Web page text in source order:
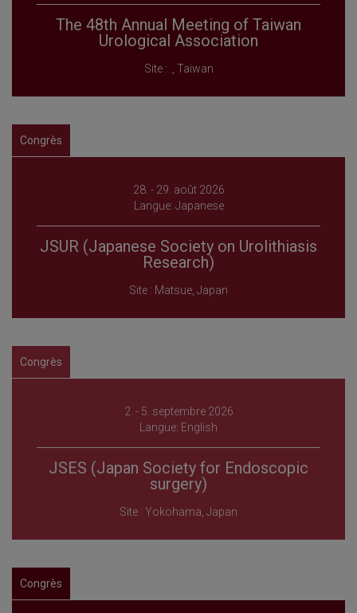
The 48th Annual Meeting of Taiwan
Urological Association
Site : ., Taiwan
Congrès
28. - 29. août 2026
Langue: Japanese
JSUR (Japanese Society on Urolithiasis
Research)
Site : Matsue, Japan
Congrès
2. - 5. septembre 2026
Langue: English
JSES (Japan Society for Endoscopic
surgery)
Site : Yokohama, Japan
Congrès